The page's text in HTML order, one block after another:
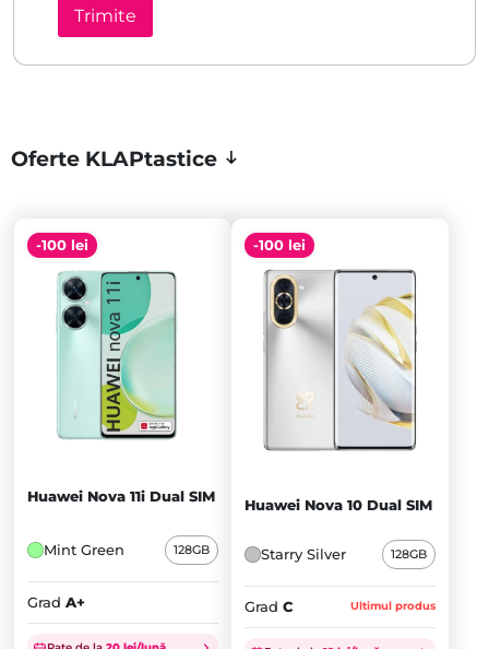
Oferte KLAPtastice
-100 lei
Huawei Nova 11i Dual SIM
Mint Green 128GB
Grad A+
Prețul
-100 lei
Huawei Nova 10 Dual SIM
Starry Silver 128GB
Grad C Ultimul produs
Prețul